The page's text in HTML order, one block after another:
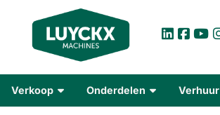
Verkoop Onderdelen Verhuur